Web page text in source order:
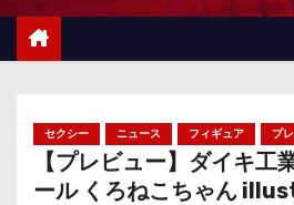
セクシー ニュース フィギュア プ
【プレビュー】ダイキ工
ール くろねこちゃん